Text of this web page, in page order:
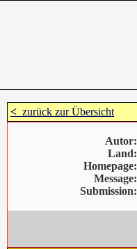
< zurück zur Übersicht
Autor:
Land:
Homepage:
Message:
Submission: